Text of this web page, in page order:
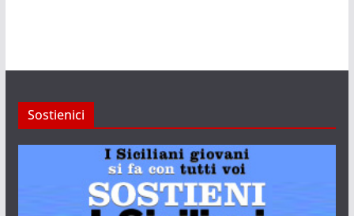
Sostienici